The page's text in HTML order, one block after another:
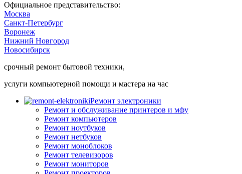
Официальное представительство:
Москва
Санкт-Петербург
Воронеж
Нижний Новгород
Новосибирск
срочный ремонт бытовой техники,
услуги компьютерной помощи и мастера на час
Ремонт электроники
Ремонт и обслуживание принтеров и мфу
Ремонт компьютеров
Ремонт ноутбуков
Ремонт нетбуков
Ремонт моноблоков
Ремонт телевизоров
Ремонт мониторов